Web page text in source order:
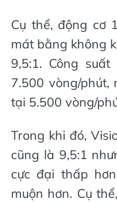
Cụ thể, động cơ
mát bằng không
9,5:1. Công
7.500 vòng/phút,
tại 5.500 vòng/
Trong khi đó,
cũng là 9,5:1
cực đại thấp
muộn hơn. Cụ